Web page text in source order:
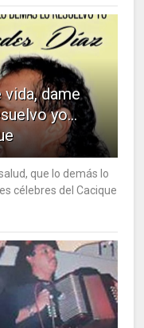
vida, dame
yo…
que lo demás lo
célebres del Cacique